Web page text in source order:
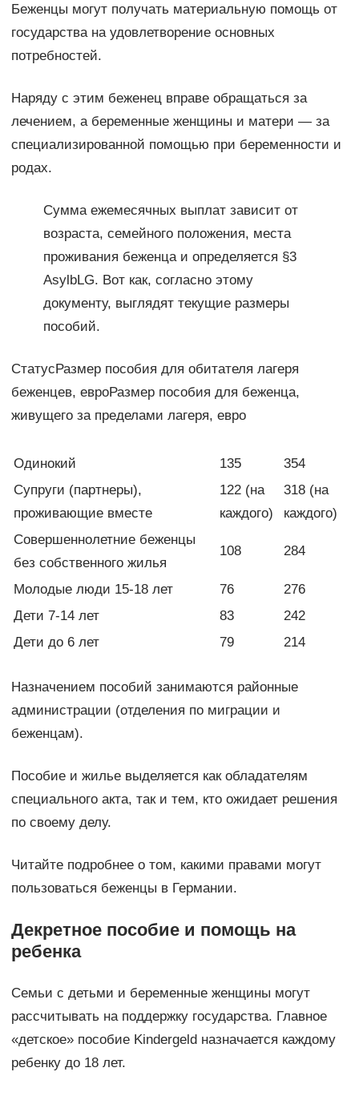
Беженцы могут получать материальную помощь от
государства на удовлетворение основных
потребностей.
Наряду с этим беженец вправе обращаться за
лечением, а беременные женщины и матери — за
специализированной помощью при беременности и
родах.
Сумма ежемесячных выплат зависит от
возраста, семейного положения, места
проживания беженца и определяется §3
AsylbLG. Вот как, согласно этому
документу, выглядят текущие размеры
пособий.
СтатусРазмер пособия для обитателя лагеря
беженцев, евроРазмер пособия для беженца,
живущего за пределами лагеря, евро
Одинокий 135
354
Супруги (партнеры),
проживающие вместе
122 (на
каждого)
318 (на
каждого)
Совершеннолетние беженцы
без собственного жилья
108 284
Молодые люди 15-18 лет 76
276
Дети 7-14 лет
83
242
Дети до 6 лет
79 214
Назначением пособий занимаются районные
администрации (отделения по миграции и
беженцам).
Пособие и жилье выделяется как обладателям
специального акта, так и тем, кто ожидает решения
по своему делу.
Читайте подробнее о том, какими правами могут
пользоваться беженцы в Германии.
Декретное пособие и помощь на
ребенка
Семьи с детьми и беременные женщины могут
рассчитывать на поддержку государства. Главное
«детское» пособие Kindergeld назначается каждому
ребенку до 18 лет.